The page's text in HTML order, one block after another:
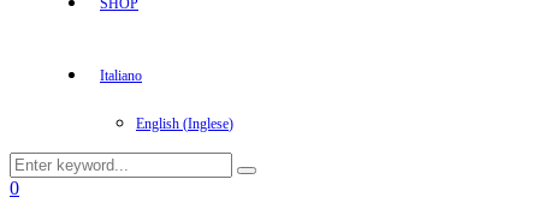
SHOP
Italiano
English (Inglese)
Search
for:
Search
Facebook
Twitter
Instagram
Linkedin
Youtube
0